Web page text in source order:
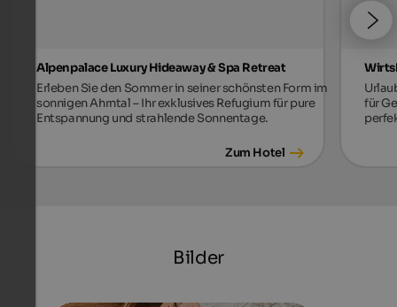
Alpenpalace Luxury Hideaway & Spa Retreat
Erleben Sie den Sommer in seiner schönsten Form im
sonnigen Ahrntal – Ihr exklusives Refugium für pure
Entspannung und strahlende Sonnentage.
Zum Hotel
für
Bilder